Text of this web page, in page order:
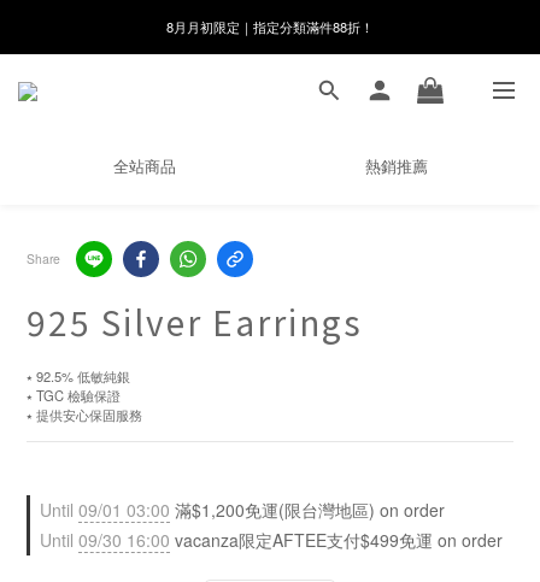
8月月初限定｜指定分類滿件88折！
線在，好事發生｜祈願新品 第2件享9折
🌸新會員限定🌸註冊送$100購物金
全站商品 熱銷推薦
Share
925 Silver Earrings
⭑ 92.5% 低敏純銀
⭑ TGC 檢驗保證
⭑ 提供安心保固服務
Until 09/01 03:00 滿$1,200免運(限台灣地區) on order
Until 09/30 16:00 vacanza限定AFTEE支付$499免運 on order